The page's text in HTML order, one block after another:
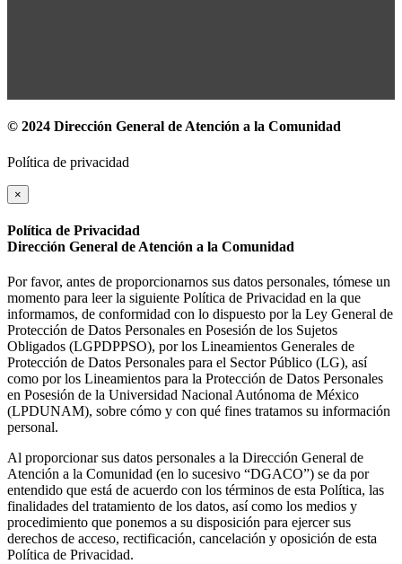
© 2024 Dirección General de Atención a la Comunidad
Política de privacidad
×
Política de Privacidad
Dirección General de Atención a la Comunidad
Por favor, antes de proporcionarnos sus datos personales, tómese un
momento para leer la siguiente Política de Privacidad en la que
informamos, de conformidad con lo dispuesto por la Ley General de
Protección de Datos Personales en Posesión de los Sujetos
Obligados (LGPDPPSO), por los Lineamientos Generales de
Protección de Datos Personales para el Sector Público (LG), así
como por los Lineamientos para la Protección de Datos Personales
en Posesión de la Universidad Nacional Autónoma de México
(LPDUNAM), sobre cómo y con qué fines tratamos su información
personal.
Al proporcionar sus datos personales a la Dirección General de
Atención a la Comunidad (en lo sucesivo “DGACO”) se da por
entendido que está de acuerdo con los términos de esta Política, las
finalidades del tratamiento de los datos, así como los medios y
procedimiento que ponemos a su disposición para ejercer sus
derechos de acceso, rectificación, cancelación y oposición de esta
Política de Privacidad.